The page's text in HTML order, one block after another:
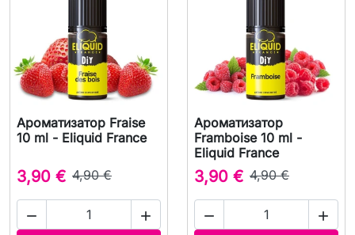
Ароматизатор Fraise
10 ml - Eliquid France
3,90 € 4,90 €
 
Ароматизатор
Framboise 10 ml -
Eliquid France
3,90 € 4,90 €
 